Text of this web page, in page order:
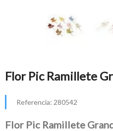
Flor Pic Ramillete
Referencia: 280542
Flor Pic Ramillete